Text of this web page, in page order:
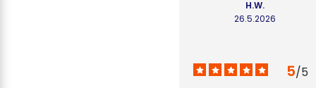
26.5.2026
H.W.
5/5